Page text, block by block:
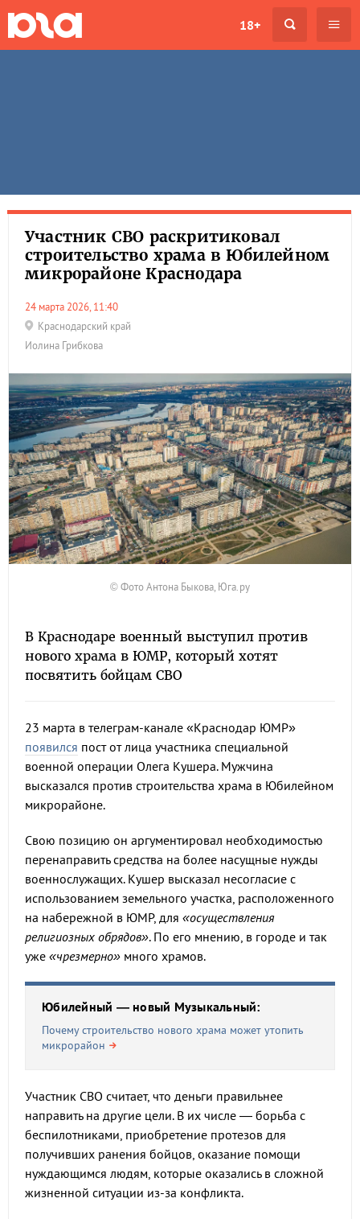
18+
Участник СВО раскритиковал
строительство храма в Юбилейном
микрорайоне Краснодара
24 марта 2026, 11:40
Краснодарский край
Иолина Грибкова
© Фото Антона Быкова, Юга.ру
В Краснодаре военный выступил против
нового храма в ЮМР, который хотят
посвятить бойцам СВО
23 марта в телеграм-канале «Краснодар ЮМР»
появился пост от лица участника специальной
военной операции Олега Кушера. Мужчина
высказался против строительства храма в Юбилейном
микрорайоне.
Свою позицию он аргументировал необходимостью
перенаправить средства на более насущные нужды
военнослужащих. Кушер высказал несогласие с
использованием земельного участка, расположенного
на набережной в ЮМР, для «осуществления
религиозных обрядов». По его мнению, в городе и так
уже «чрезмерно» много храмов.
Юбилейный — новый Музыкальный:
Почему строительство нового храма может утопить
микрорайон
Участник СВО считает, что деньги правильнее
направить на другие цели. В их числе — борьба с
беспилотниками, приобретение протезов для
получивших ранения бойцов, оказание помощи
нуждающимся людям, которые оказались в сложной
жизненной ситуации из-за конфликта.